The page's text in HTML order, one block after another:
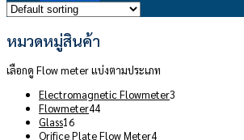
หมวดหมู่สินค้า
เลือกดู Flow meter แบ่งตามประเภท
Electromagnetic Flowmeter3
Flowmeter4444
Glass1616
products
Orifice Plate Flow Meter44